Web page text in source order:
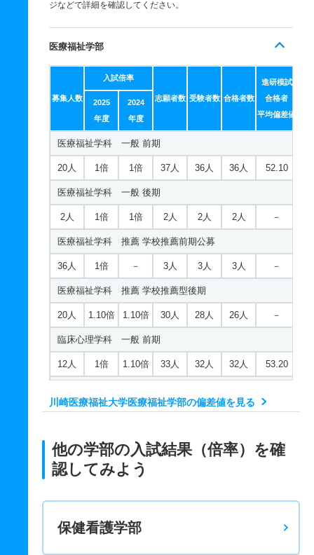
ジなどで詳細を確認してください。
医療福祉学部
募集人数
入試倍率
志願者数 受験者数 合格者数
進研模試
合格者
平均偏差値
2025
年度
2024
年度
医療福祉学科 一般 前期
20人 1倍 1倍 37人 36人 36人 52.10
医療福祉学科 一般 後期
2人 1倍 1倍 2人 2人 2人 －
医療福祉学科 推薦 学校推薦前期公募
36人 1倍 － 3人 3人 3人 －
医療福祉学科 推薦 学校推薦型後期
20人 1.10倍 1.10倍 30人 28人 26人 －
臨床心理学科 一般 前期
12人 1倍 1.10倍 33人 32人 32人 53.20
2人 1.50倍 1倍 4人 3人 2人 －
18人 1倍 －
医療保育学科 一般 前期
川崎医療福祉大学医療福祉学部の偏差値を見る
他の学部の入試結果（倍率）を確
認してみよう
保健看護学部